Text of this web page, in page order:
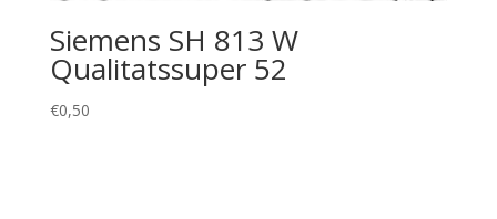
Siemens SH 813 W
Qualitatssuper 52
€0,50